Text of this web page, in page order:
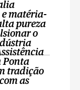
e matéria-
pureza
o
Ponta
tradição
as